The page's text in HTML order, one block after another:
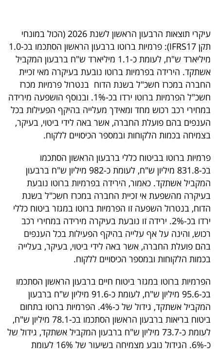
המילון
הכלכלי
פודקאסט
40
UNDER
40
שיתופי
פעולה
דרושים
ניוזלטרים
מייל
אדום
עיקרי תוצאות הרבעון הראשון לשנת 2026 (הכול במונחי
תקן IFRS17): פרמיות ברוטו ברבעון הראשון הסתכמו בכ-1.0
מיליארד ש"ח, לעומת כ-1.1 מיליארד ש"ח ברבעון המקביל
אשתקד. הירידה בפרמיות ברוטו נובעת בעיקרה מאי זכיית
החברה במכרז חשכ"ל בשנת הדוח בנטרול פרמיות מכרז
חשכ"ל הפרמיות ברוטו ירדו בכ-1%. ובנוסף הושפעה מירידה
במחירי רכב רכוש מחד ומאידך מעלייה בהיקף הפעילות בכל
הענפים בהם פועלת החברה, אשר באה לידי ביטוי, בעיקר,
בצמיחה בכמות הלקוחות ובמספר הכיסויים ללקוח.
פרמיות ברוטו בביטוח כללי ברבעון הראשון הסתכמו
בכ-831.8 מיליון ש"ח, לעומת כ-982 מיליון ש"ח ברבעון
המקביל אשתקד. כאמור, הירידה בפרמיות ברוטו נובעת
בעיקרה מהשפעת אי זכיית החברה במכרז חשכ"ל בשנת
הדוח, בנטרול השפעה זו הפרמיות ברוטו במגזר ביטוח כללי
ירדו בכ-2%. ירידה זו נובעת בעיקרה מירידה במחירי רכב
רכוש, והינה על אף עלייה בהיקף הפעילות בכל הענפים
בהם פועלת החברה, אשר באה לידי ביטוי, בעיקר, בעלייה
בכמות הלקוחות ובמספר הכיסויים ללקוח.
הפרמיות ברוטו במגזר ביטוח חיים ברבעון הראשון הסתכמו
בכ-95.6 מיליון ש"ח, לעומת כ-91.6 מיליון ש"ח ברבעון
המקביל אשתקד, גידול של כ-4%. הפרמיות ברוטו בתחום
ביטוח בריאות ברבעון הראשון הסתכמו בכ-78.1 מיליון ש"ח,
לעומת כ-73.7 מיליון ש"ח ברבעון המקביל אשתקד, גידול של
כ-6%. הגידול נובע מצמיחה בשיעור של 16% לעומת